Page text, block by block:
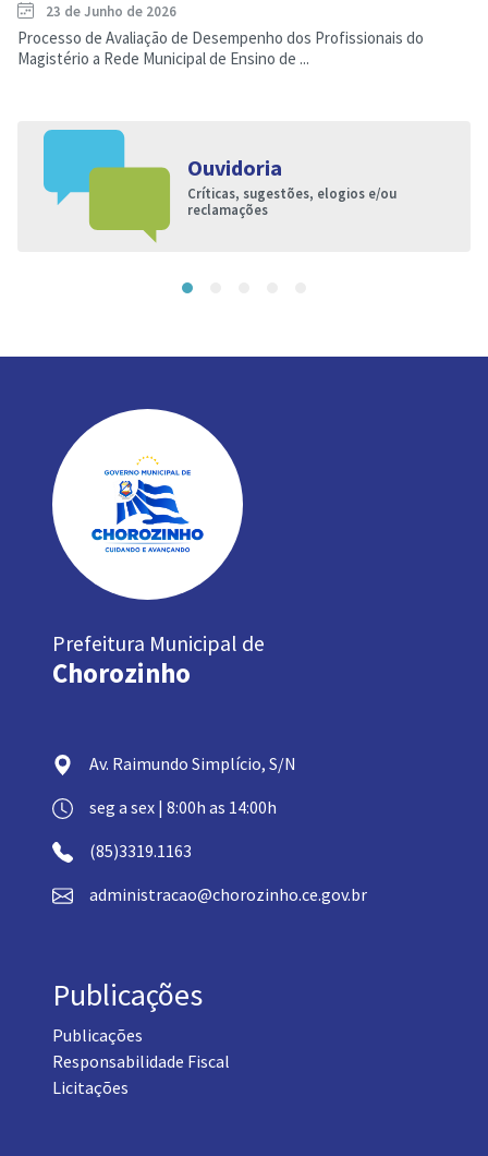
23 de Junho de 2026
Processo de Avaliação de Desempenho dos Profissionais do
Magistério a Rede Municipal de Ensino de ...
Ouvidoria
Críticas, sugestões, elogios e/ou
reclamações
Prefeitura Municipal de
Chorozinho
Av. Raimundo Simplício, S/N
seg a sex | 8:00h as 14:00h
(85)3319.1163
administracao@chorozinho.ce.gov.br
Publicações
Publicações
Responsabilidade Fiscal
Licitações